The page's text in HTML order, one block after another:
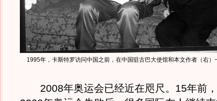
1995年，卡斯特罗访问中国之前，在中国驻古巴大使馆和本文作者（右）
2008年奥运会已经近在咫尺。15年前